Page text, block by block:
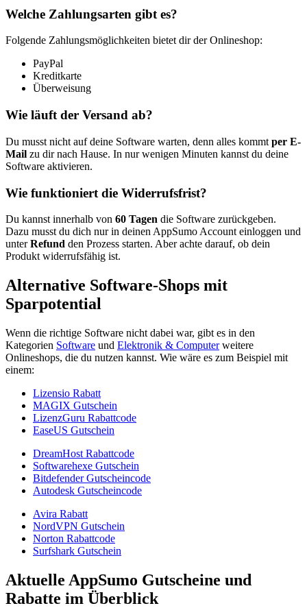
Welche Zahlungsarten gibt es?
Folgende Zahlungsmöglichkeiten bietet dir der Onlineshop:
PayPal
Kreditkarte
Überweisung
Wie läuft der Versand ab?
Du musst nicht auf deine Software warten, denn alles kommt per E-
Mail zu dir nach Hause. In nur wenigen Minuten kannst du deine
Software aktivieren.
Wie funktioniert die Widerrufsfrist?
Du kannst innerhalb von 60 Tagen die Software zurückgeben.
Dazu musst du dich nur in deinen AppSumo Account einloggen und
unterRefund den Prozess starten. Aber achte darauf, ob dein
Produkt widerrufsfähig ist.
Alternative Software-Shops mit
Sparpotential
Wenn die richtige Software nicht dabei war, gibt es in den
Kategorien Software und Elektronik & Computerweitere
Onlineshops, die du nutzen kannst. Wie wäre es zum Beispiel mit
einem:
Lizensio Rabatt
MAGIX Gutschein
LizenzGuru Rabattcode
EaseUS Gutschein
DreamHost Rabattcode
Softwarehexe Gutschein
Bitdefender Gutscheincode
Autodesk Gutscheincode
Avira Rabatt
NordVPN Gutschein
Norton Rabattcode
Surfshark Gutschein
Aktuelle AppSumo Gutscheine und
Rabatte im Überblick